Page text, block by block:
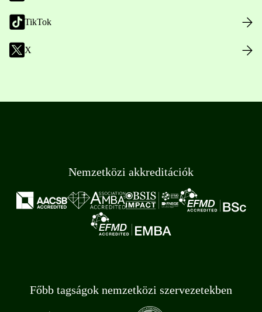
TikTok
X
Nemzetközi akkreditációk
Főbb tagságok nemzetközi szervezetekben